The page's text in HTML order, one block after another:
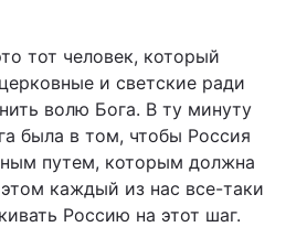
тот человек, который
и светские ради
волю Бога. В ту минуту
была в том, чтобы Россия
путем, которым должна
каждый из нас все-таки
Россию на этот шаг.